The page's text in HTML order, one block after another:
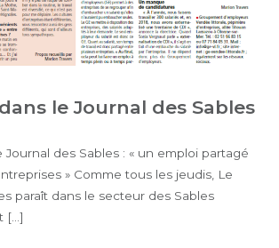
le Journal des Sables
Journal des Sables : « un emploi partagé
» Comme tous les jeudis, Le
paraît dans le secteur des Sables
[…]